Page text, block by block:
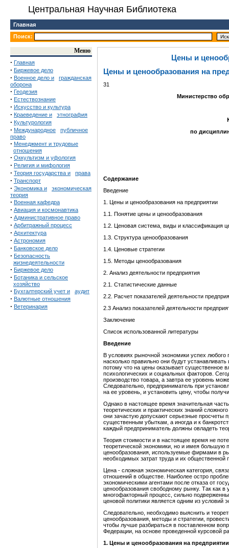
Центральная Научная Библиотека
Главная
Поиск:
Меню
· Главная
· Биржевое дело
· Военное дело и
гражданская
оборона
· Геодезия
· Естествознание
· Искусство и культура
· Краеведение и этнография
· Культурология
· Международное
публичное
право
· Менеджмент и трудовые
отношения
· Оккультизм и уфология
· Религия и мифология
· Теория государства и права
· Транспорт
· Экономика и
экономическая
теория
· Военная кафедра
· Авиация и космонавтика
· Административное право
· Арбитражный процесс
· Архитектура
· Астрономия
· Банковское дело
· Безопасность
жизнедеятельности
· Биржевое дело
· Ботаника и сельское
хозяйство
· Бухгалтерский учет и аудит
· Валютные отношения
· Ветеринария
Цены и
Цены и ценообразования на
31
Министерство
по
Содержание
Введение
1. Цены и ценообразования на предприятии
1.1. Понятие цены и ценообразования
1.2. Ценовая система, виды и классификация
1.3. Структура ценообразования
1.4. Ценовые стратегии
1.5. Методы ценообразования
2. Анализ деятельности предприятия
2.1. Статистические данные
2.2. Расчет показателей деятельности
2.3 Анализ показателей деятельности
Заключение
Список использованной литературы
Введение
В условиях рыночной экономики успех любого
насколько правильно они будут
потому что на цены оказывает существенное
психологических и социальных факторов.
производство товара, а завтра ее уровень
Следовательно, предприниматель при
на ее уровень, и установить цену, чтобы
Однако в настоящее время значительная
теоретических и практических знаний
они зачастую допускают серьезные просчеты
существенным убыткам, а иногда и к
каждый предприниматель должны овладеть
Теория стоимости и в настоящее время не
теоретической экономики, но и имея
ценообразования, используемые фирмами в
необходимых затрат труда и их общественной
Цена - сложная экономическая категория,
отношений в обществе. Наиболее остро
экономическими агентами после отказа от
ценообразования свободному рынку. Так как в
многофакторный процесс, сильно
ценовой политики является одним из условий
Следовательно, необходимо выяснить и
ценообразования, методы и стратегии,
чтобы лучше разбираться в поставленном
Федерации, на основе проведенной курсовой
1. Цены и ценообразования на предприятии